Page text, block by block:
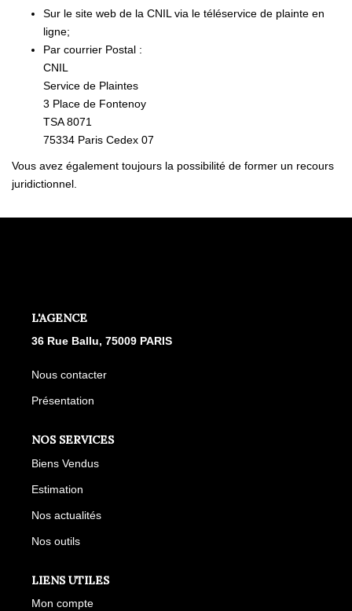
Sur le site web de la CNIL via le téléservice de plainte en
ligne;
Par courrier Postal :
CNIL
Service de Plaintes
3 Place de Fontenoy
TSA 8071
75334 Paris Cedex 07
Vous avez également toujours la possibilité de former un recours
juridictionnel.
L'AGENCE
36 Rue Ballu, 75009 PARIS
Nous contacter
Présentation
NOS SERVICES
Biens Vendus
Estimation
Nos actualités
Nos outils
LIENS UTILES
Mon compte